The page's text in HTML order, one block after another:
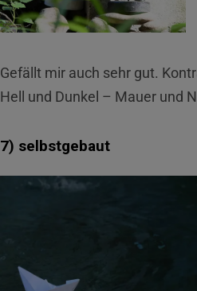
Gefällt mir auch sehr gut.
Hell und Dunkel – Mauer und
7) selbstgebaut